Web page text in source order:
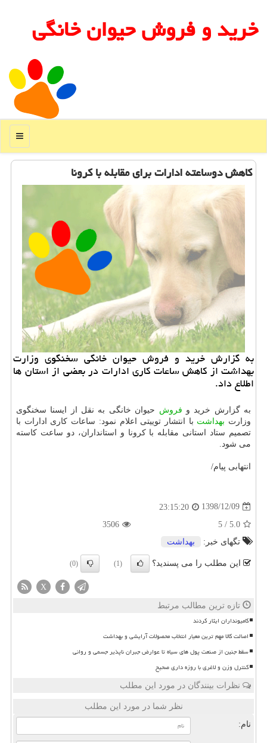
خرید و فروش حیوان خانگی
منو
كاهش دوساعته ادارات برای مقابله با ⁧كرونا
به گزارش خرید و فروش حیوان خانگی سخنگوی وزارت
بهداشت از كاهش ساعات كاری ادارات در بعضی از استان ها
اطلاع داد.
به گزارش خرید و فروش حیوان خانگی به نقل از ایسنا سخنگوی
وزارت بهداشت با انتشار توییتی اعلام نمود: ساعات كاری ادارات با
تصمیم ستاد استانی مقابله با كرونا و استانداران، دو ساعت كاسته
می شود.
انتهابی پیام/
1398/12/09
23:15:20
5.0
/
5
3506
تگهای خبر:
بهداشت
این مطلب را می پسندید؟ (1)
(0)
X
تازه ترین مطالب مرتبط
کامیونداران ایثار کردند
اصالت کالا مهم ترین معیار انتخاب محصولات آرایشی و بهداشت
سقط جنین از صنعت پول های سیاه تا عوارض جبران ناپذیر جسمی و روانی
کنترل وزن و لاغری با روزه داری صحیح
نظرات بینندگان در مورد این مطلب
نظر شما در مورد این مطلب
نام: